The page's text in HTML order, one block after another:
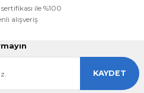
ile %100
alışveriş
KAYDET